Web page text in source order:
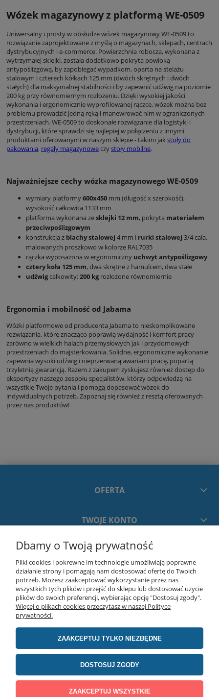
Wózek magazynowy z platformą WE-0509
Uniwersalny i prosty w obsłudze wózek magazynowy WE-0509 to
rozwiązanie zaprojektowane z myślą o magazynach, sklepach, centrach
dystrybucyjnych i e-commerce. Powierzchnia robocza, wykonana z
wytrzymałej sklejki, została dodatkowo pokryta powłoką
antypoślizgową, by zapobiegać wypadkom, oparta na stelażu
stalowym i czterech kółkach 125 mm (dwóch skrętnych i dwóch
stałych) dla maksymalnej stabilności i by zapewnić udźwig na poziomie
200 kg przy równomiernym rozłożeniu. Dzięki wysokiej jakości
wykonania i ergonomicznie wyprofilowanej rączce, wózek można bez
problemu prowadzić jedną ręką i manewrować nim w ograniczonych
przestrzeniach. WE-0509 to doskonałe rozwiązanie dla logistyki i
dystrybucji, które sprawdzi się najlepiej w połączeniu z innymi
produktami oferowanymi w naszym sklepie - takimi jakstoły do
pakowania, regały magazynoweczystoły mobilne.
Najważniejsze cechy wózka magazynowego WE-0509
wymiary platformy600x450 mm (długość x szerokość),
wysokość całkowita 1133 mm
platforma wykonana zesklejki 12 mm, pokryta materiałem
przeciwpoślizgowym
konstrukcja z blachy stalowej 4 mm i rurki stalowej 3/4 cala,
malowanych proszkowo w kolorze RAL7035
rączka wyposażona w ergonomiczny uchwyt antypoślizgowy
cztery koła 125 mm, dwa skrętne z hamulcem, dwa stałe
udźwigcałkowity:200 kg rozłożone równomiernie
Ergonomia i mobilność od Jabama
Wózki platformowe od producenta Jabama to nieskomplikowane
rozwiązania, które znacząco poprawią wydajność i komfort pracy -
zarówno w wielkich halach przemysłowych jak i przydomowych
przestrzeniach do majsterkowania. Solidne, ergonomiczne wykonanie
zapewnia wysoki udźwig i nieprzerwaną awariami pracę, popartą
trzyletnią gwarancją. Razem z zakupem zyskujesz również dostęp do
ekspertyzy naszego zespołu specjalistów, którzy odpowiedzą na
wszystkie Twoje pytania i pomogą dopasować wózek do
indywidualnych potrzeb. Zapoznaj się również z resztą oferowanych
przez nas produktów!
OFERTA
TWOJE KONTO
PŁATNOŚCI I DOSTAWA
INFORMACJE
O NAS
advertnet.pl
Producent stołów montażowych Jabama | Lawendowa 75, 05-311 Chrośla | E-
mail: marketing@jabama.pl | Tel. 790 440 232 | NIP: 8222384494 | REGON:
387782592
Dbamy o Twoją prywatność
Pliki cookies i pokrewne im technologie umożliwiają poprawne
działanie strony i pomagają nam dostosować ofertę do Twoich
potrzeb. Możesz zaakceptować wykorzystanie przez nas
wszystkich tych plików i przejść do sklepu lub dostosować użycie
plików do swoich preferencji, wybierając opcję "Dostosuj zgody".
Więcej o plikach cookies przeczytasz w naszej Polityce
prywatności.
ZAAKCEPTUJ TYLKO NIEZBĘDNE
DOSTOSUJ ZGODY
ZAAKCEPTUJ WSZYSTKIE